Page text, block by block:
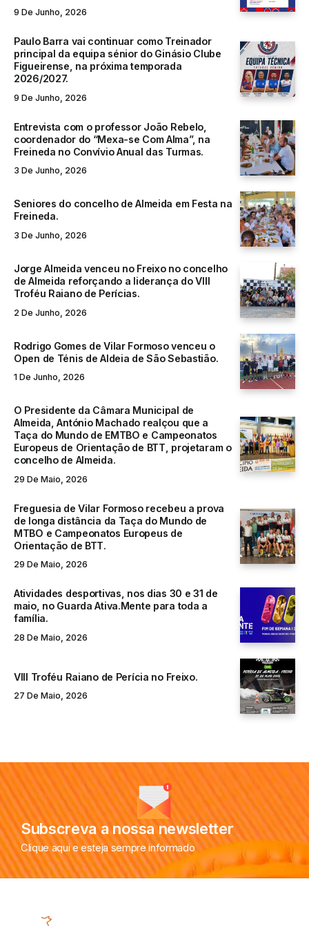
9 De Junho, 2026
Paulo Barra vai continuar como Treinador
principal da equipa sénior do Ginásio Clube
Figueirense, na próxima temporada
2026/2027.
9 De Junho, 2026
Entrevista com o professor João Rebelo,
coordenador do “Mexa-se Com Alma”, na
Freineda no Convívio Anual das Turmas.
3 De Junho, 2026
Seniores do concelho de Almeida em Festa na
Freineda.
3 De Junho, 2026
Jorge Almeida venceu no Freixo no concelho
de Almeida reforçando a liderança do VIII
Troféu Raiano de Perícias.
2 De Junho, 2026
Rodrigo Gomes de Vilar Formoso venceu o
Open de Ténis de Aldeia de São Sebastião.
1 De Junho, 2026
O Presidente da Câmara Municipal de
Almeida, António Machado realçou que a
Taça do Mundo de EMTBO e Campeonatos
Europeus de Orientação de BTT, projetaram o
concelho de Almeida.
29 De Maio, 2026
Freguesia de Vilar Formoso recebeu a prova
de longa distância da Taça do Mundo de
MTBO e Campeonatos Europeus de
Orientação de BTT.
29 De Maio, 2026
Atividades desportivas, nos dias 30 e 31 de
maio, no Guarda Ativa.Mente para toda a
família.
28 De Maio, 2026
VIII Troféu Raiano de Perícia no Freixo.
27 De Maio, 2026
Subscreva a nossa newsletter
Clique aqui e esteja sempre informado